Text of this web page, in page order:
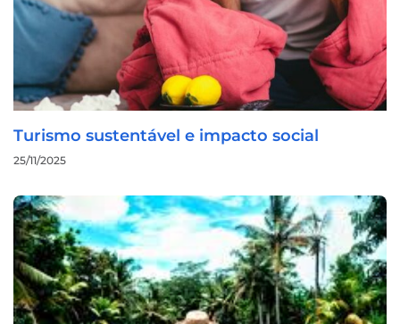
Turismo sustentável e impacto social
25/11/2025